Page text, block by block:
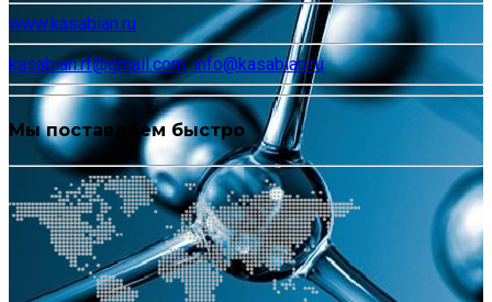
www.kasabian.ru
kasabian.rf@gmail.com, info@kasabian.ru
Мы поставляем быстро